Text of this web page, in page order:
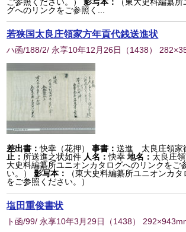
グへのリンクをご参照く...
若狭国太良庄領家方年貢代銭送進状
ハ函/188/2/ 永享10年12月26日 （1438）
差出書：快幸（花押） 事書：送進 太良庄領家
止： 所送進之状如件 人名：快幸 地名： 太良庄
大史料編纂所ユニオンカタログへのリンクをご
い。）
影写本：
（東大史料編纂所ユニオンカ
をご参照ください。）
塩田重俊書状
ト函/99/ 永享10年3月29日 （1438）